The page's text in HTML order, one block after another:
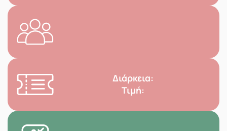
Διάρκεια:
Τιμή: